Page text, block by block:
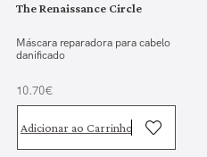
The Renaissance Circle
Máscara reparadora para cabelo
danificado
10.70€
Adicionar ao Carrinho